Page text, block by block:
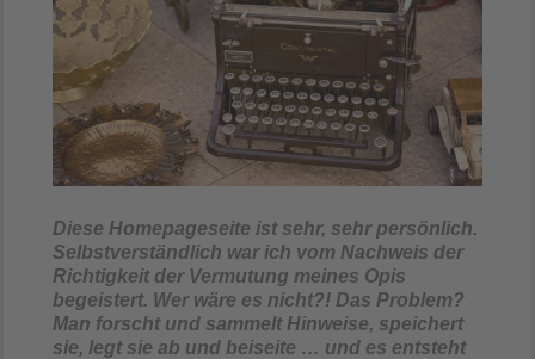
Diese Homepageseite ist sehr, sehr persönlich.
Selbstverständlich war ich vom Nachweis der
Richtigkeit der Vermutung meines Opis
begeistert. Wer wäre es nicht?! Das Problem?
Man forscht und sammelt Hinweise, speichert
sie, legt sie ab und beiseite … und es entsteht